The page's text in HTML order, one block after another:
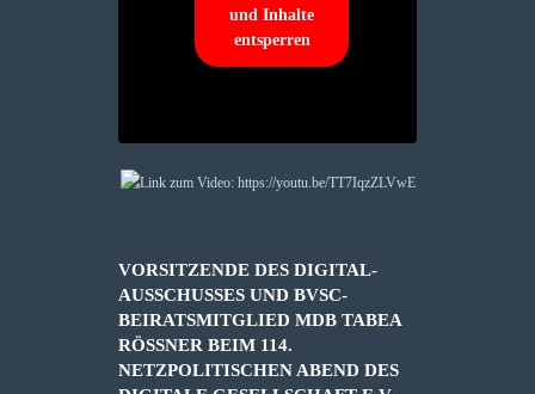
und Inhalte
entsperren
VORSITZENDE DES DIGITAL-
AUSSCHUSSES UND BVSC-
BEIRATSMITGLIED MDB TABEA
RÖSSNER BEIM 114. N
ETZPOLITISCHEN ABEND DES D